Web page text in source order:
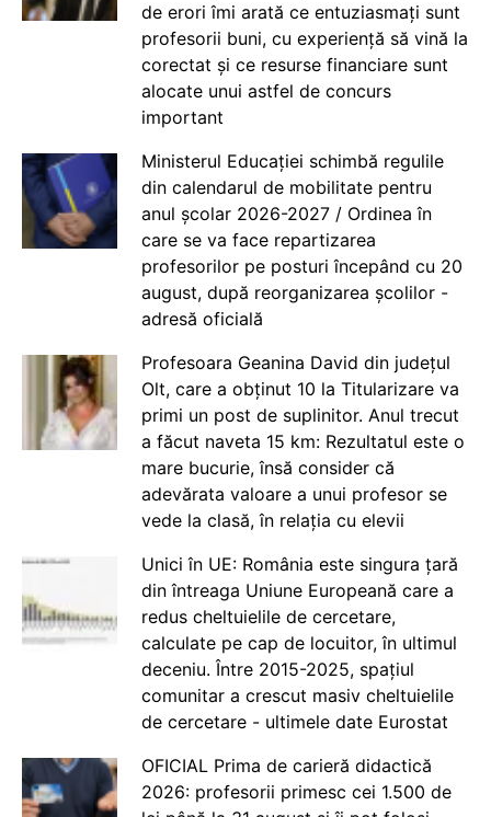
de erori îmi arată ce entuziasmați sunt
profesorii buni, cu experiență să vină la
corectat și ce resurse financiare sunt
alocate unui astfel de concurs
important
Ministerul Educației schimbă regulile
din calendarul de mobilitate pentru
anul școlar 2026-2027 / Ordinea în
care se va face repartizarea
profesorilor pe posturi începând cu 20
august, după reorganizarea școlilor -
adresă oficială
Profesoara Geanina David din județul
Olt, care a obținut 10 la Titularizare va
primi un post de suplinitor. Anul trecut
a făcut naveta 15 km: Rezultatul este o
mare bucurie, însă consider că
adevărata valoare a unui profesor se
vede la clasă, în relația cu elevii
Unici în UE: România este singura țară
din întreaga Uniune Europeană care a
redus cheltuielile de cercetare,
calculate pe cap de locuitor, în ultimul
deceniu. Între 2015-2025, spațiul
comunitar a crescut masiv cheltuielile
de cercetare - ultimele date Eurostat
OFICIAL Prima de carieră didactică
2026: profesorii primesc cei 1.500 de